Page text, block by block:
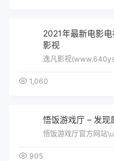
2021年最新电影
影视
1,060
悟饭游戏厅 – 发
905